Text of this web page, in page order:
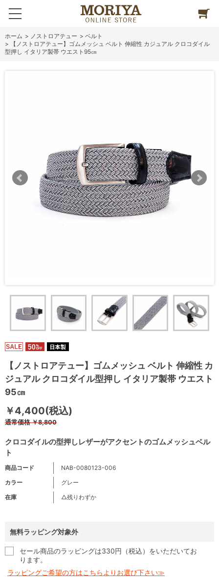
ホーム > ノストロアテュー > ベルト
>
【ノストロアテュー】ゴムメッシュ ベルト 伸縮性 カジュアル クロコダイル
型押し イタリア製帯 ウエスト95㎝
【ノストロアテュー】ゴムメッシュ ベルト 伸縮性 カ
ジュアル クロコダイル型押し イタリア製帯 ウエスト
95㎝
クロコダイルの型押しレザーがアクセントのゴムメッシュベル
ト
￥4,400(税込)
通常価格￥8,800
商品コード
NAB-0080123-006
カラー
グレー
在庫
△残りわずか
無料ラッピング対象外
セール商品のラッピングは330円（税込）をいただいてお
ります。
ラッピングご希望の方はこちらよりお選び下さい≫